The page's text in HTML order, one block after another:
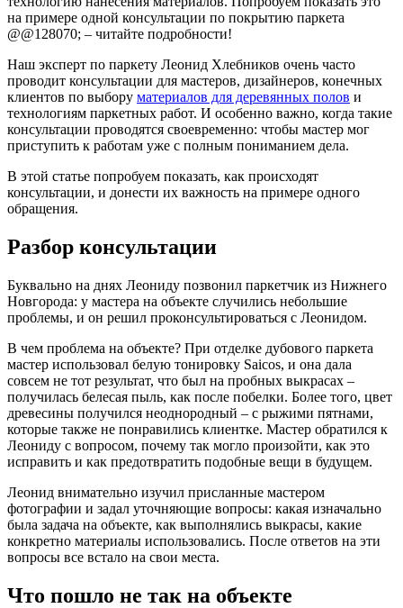
на примере одной консультации по покрытию паркета
@@128070; – читайте подробности!
Наш эксперт по паркету Леонид Хлебников очень часто
проводит консультации для мастеров, дизайнеров, конечных
клиентов по выбору материалов для деревянных полов и
технологиям паркетных работ. И особенно важно, когда такие
консультации проводятся своевременно: чтобы мастер мог
приступить к работам уже с полным пониманием дела.
В этой статье попробуем показать, как происходят
консультации, и донести их важность на примере одного
обращения.
Разбор консультации
Буквально на днях Леониду позвонил паркетчик из Нижнего
Новгорода: у мастера на объекте случились небольшие
проблемы, и он решил проконсультироваться с Леонидом.
В чем проблема на объекте? При отделке дубового паркета
мастер использовал белую тонировку Saicos, и она дала
совсем не тот результат, что был на пробных выкрасах –
получилась белесая пыль, как после побелки. Более того, цвет
древесины получился неоднородный – с рыжими пятнами,
которые также не понравились клиентке. Мастер обратился к
Леониду с вопросом, почему так могло произойти, как это
исправить и как предотвратить подобные вещи в будущем.
Леонид внимательно изучил присланные мастером
фотографии и задал уточняющие вопросы: какая изначально
была задача на объекте, как выполнялись выкрасы, какие
конкретно материалы использовались. После ответов на эти
вопросы все встало на свои места.
Что пошло не так на объекте